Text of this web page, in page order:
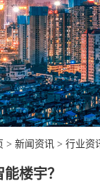
> 新闻资讯> 行业资
楼宇？